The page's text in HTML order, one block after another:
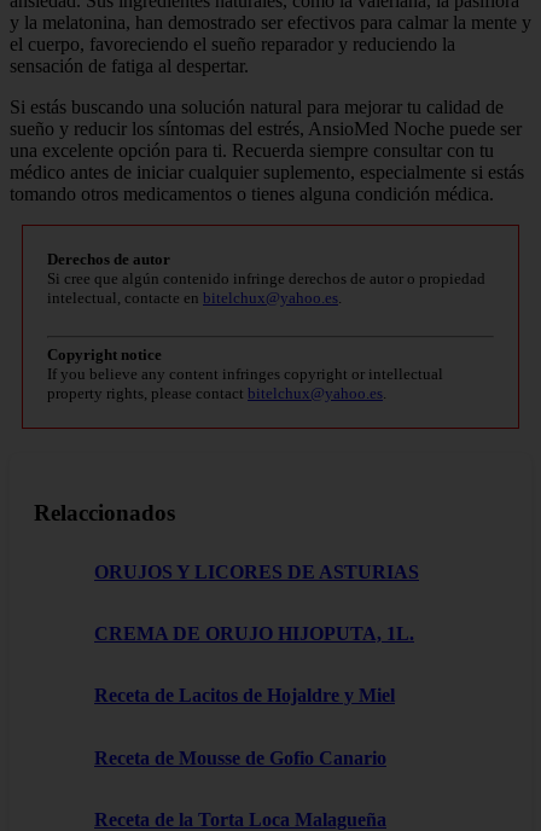
y la melatonina, han demostrado ser efectivos para calmar la mente y
el cuerpo, favoreciendo el sueño reparador y reduciendo la
sensación de fatiga al despertar.
Si estás buscando una solución natural para mejorar tu calidad de
sueño y reducir los síntomas del estrés, AnsioMed Noche puede ser
una excelente opción para ti. Recuerda siempre consultar con tu
médico antes de iniciar cualquier suplemento, especialmente si estás
tomando otros medicamentos o tienes alguna condición médica.
Derechos de autor
Si cree que algún contenido infringe derechos de autor o propiedad
intelectual, contacte en bitelchux@yahoo.es.
Copyright notice
If you believe any content infringes copyright or intellectual
property rights, please contact bitelchux@yahoo.es.
Relaccionados
ORUJOS Y LICORES DE ASTURIAS
CREMA DE ORUJO HIJOPUTA, 1L.
Receta de Lacitos de Hojaldre y Miel
Receta de Mousse de Gofio Canario
Receta de la Torta Loca Malagueña